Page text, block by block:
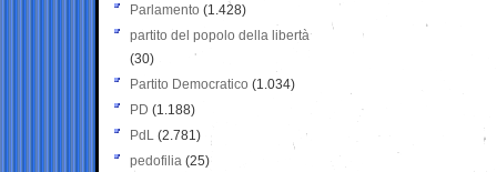
Parlamento (1.428)
partito del popolo della libertà
(30)
Partito Democratico (1.034)
PD (1.188)
PdL (2.781)
pedofilia (25)